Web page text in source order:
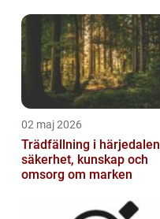
02 maj 2026
Trädfällning i härjedalen
säkerhet, kunskap och
omsorg om marken